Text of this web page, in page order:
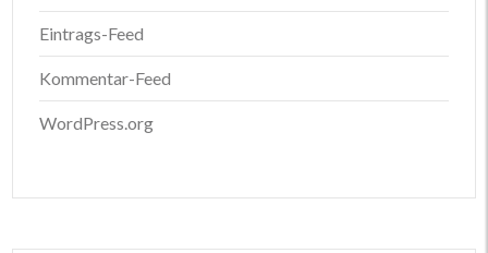
Eintrags-Feed
Kommentar-Feed
WordPress.org